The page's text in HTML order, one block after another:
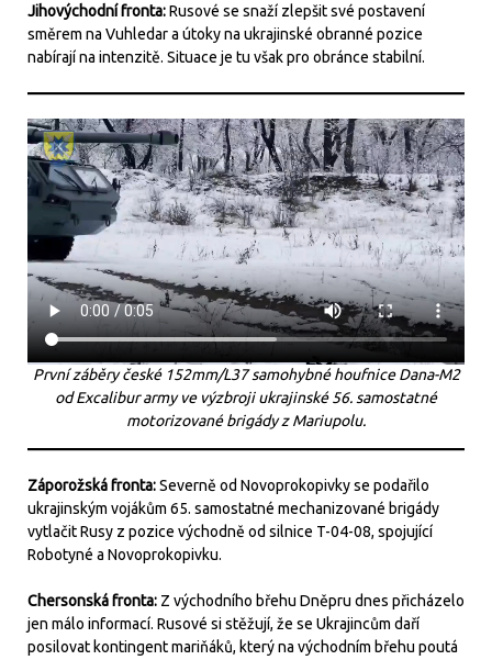
Jihovýchodní fronta:Rusové se snaží zlepšit své postavení
směrem na Vuhledar a útoky na ukrajinské obranné pozice
nabírají na intenzitě. Situace je tu však pro obránce stabilní.
První záběry české 152mm/L37 samohybné houfnice Dana-M2
od Excalibur army ve výzbroji ukrajinské 56. samostatné
motorizované brigády z Mariupolu.
Záporožská fronta:Severně od Novoprokopivky se podařilo
ukrajinským vojákům 65. samostatné mechanizované brigády
vytlačit Rusy z pozice východně od silnice T-04-08, spojující
Robotyné a Novoprokopivku.
Chersonská fronta: Z východního břehu Dněpru dnes přicházelo
jen málo informací. Rusové si stěžují, že se Ukrajincům daří
posilovat kontingent mariňáků, který na východním břehu poutá